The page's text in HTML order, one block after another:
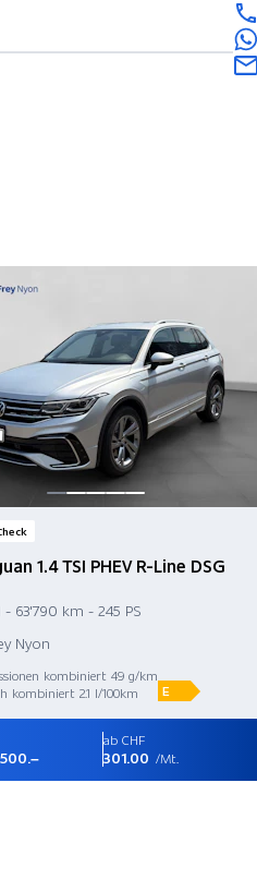
1.4 TSI PHEV R-Line DSG
- 63'790 km - 245 PS
Nyon
kombiniert 49 g/km
kombiniert 2.1 l/100km
E
ab CHF
301.00 /Mt.